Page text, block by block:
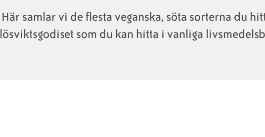
Här samlar vi de flesta veganska, söta sorterna du
lösviktsgodiset som du kan hitta i vanliga